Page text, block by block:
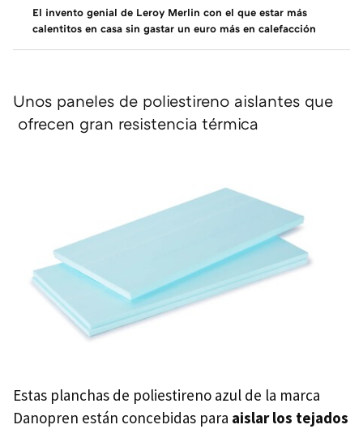
El invento genial de Leroy Merlin con el que estar más
calentitos en casa sin gastar un euro más en calefacción
Unos paneles de poliestireno aislantes que
ofrecen gran resistencia térmica
Estas planchas de poliestireno azul de la marca
Danopren están concebidas para aislar los tejados